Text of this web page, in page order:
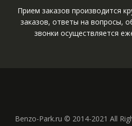
Прием заказов производится
заказов, ответы на вопросы,
звонки осуществляется
Benzo-Park.ru © 2014-2021 All